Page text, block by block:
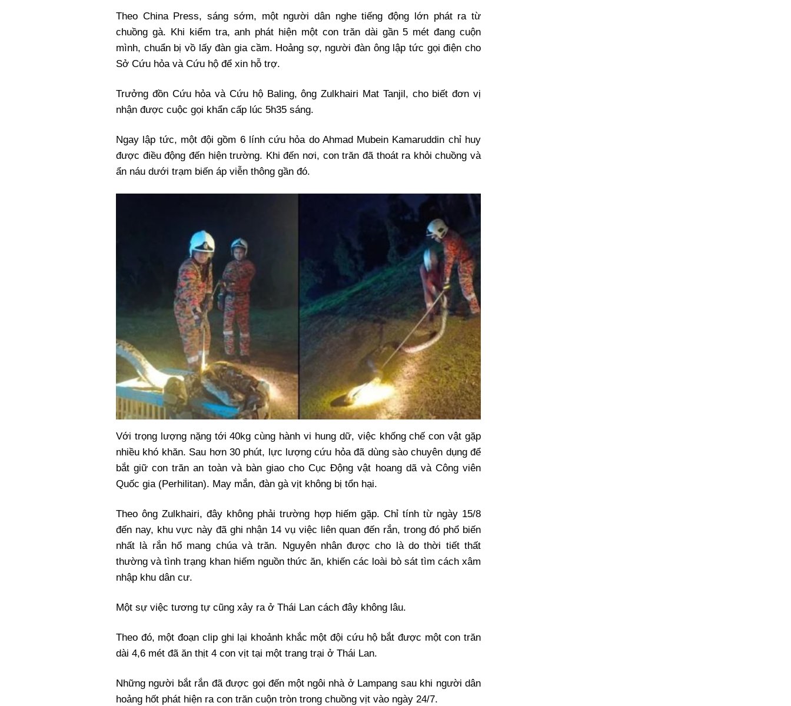
Bạn đọc viết
Theo China Press, sáng sớm, một người dân nghe tiếng động lớn phát ra từ
chuồng gà. Khi kiểm tra, anh phát hiện một con trăn dài gần 5 mét đang cuộn
mình, chuẩn bị vồ lấy đàn gia cầm. Hoảng sợ, người đàn ông lập tức gọi điện cho
Sở Cứu hỏa và Cứu hộ để xin hỗ trợ.
Trưởng đồn Cứu hỏa và Cứu hộ Baling, ông Zulkhairi Mat Tanjil, cho biết đơn vị
nhận được cuộc gọi khẩn cấp lúc 5h35 sáng.
Ngay lập tức, một đội gồm 6 lính cứu hỏa do Ahmad Mubein Kamaruddin chỉ huy
được điều động đến hiện trường. Khi đến nơi, con trăn đã thoát ra khỏi chuồng và
ẩn náu dưới trạm biến áp viễn thông gần đó.
Với trọng lượng nặng tới 40kg cùng hành vi hung dữ, việc khống chế con vật gặp
nhiều khó khăn. Sau hơn 30 phút, lực lượng cứu hỏa đã dùng sào chuyên dụng để
bắt giữ con trăn an toàn và bàn giao cho Cục Động vật hoang dã và Công viên
Quốc gia (Perhilitan). May mắn, đàn gà vịt không bị tổn hại.
Theo ông Zulkhairi, đây không phải trường hợp hiếm gặp. Chỉ tính từ ngày 15/8
đến nay, khu vực này đã ghi nhận 14 vụ việc liên quan đến rắn, trong đó phổ biến
nhất là rắn hổ mang chúa và trăn. Nguyên nhân được cho là do thời tiết thất
thường và tình trạng khan hiếm nguồn thức ăn, khiến các loài bò sát tìm cách xâm
nhập khu dân cư.
Một sự việc tương tự cũng xảy ra ở Thái Lan cách đây không lâu.
Theo đó, một đoạn clip ghi lại khoảnh khắc một đội cứu hộ bắt được một con trăn
dài 4,6 mét đã ăn thịt 4 con vịt tại một trang trại ở Thái Lan.
Những người bắt rắn đã được gọi đến một ngôi nhà ở Lampang sau khi người dân
hoảng hốt phát hiện ra con trăn cuộn tròn trong chuồng vịt vào ngày 24/7.